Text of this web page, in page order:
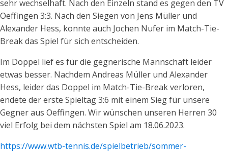
sehr wechselhaft. Nach den Einzeln stand es gegen den TV
Oeffingen 3:3. Nach den Siegen von Jens Müller und
Alexander Hess, konnte auch Jochen Nufer im Match-Tie-
Break das Spiel für sich entscheiden.
Im Doppel lief es für die gegnerische Mannschaft leider
etwas besser. Nachdem Andreas Müller und Alexander
Hess, leider das Doppel im Match-Tie-Break verloren,
endete der erste Spieltag 3:6 mit einem Sieg für unsere
Gegner aus Oeffingen. Wir wünschen unseren Herren 30
viel Erfolg bei dem nächsten Spiel am 18.06.2023.
https://www.wtb-tennis.de/spielbetrieb/sommer-